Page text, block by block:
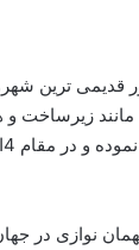
قدیمی ترین
زیرساخت و
نوازی در